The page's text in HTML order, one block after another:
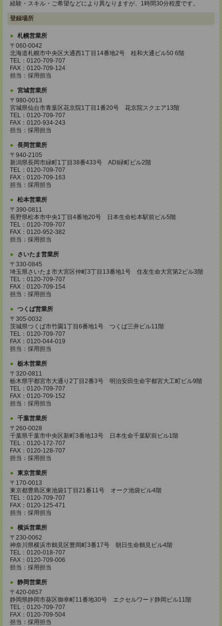
経験・スキル・ご希望などにより異なりますが、1時間30分程度です。
登録場所
札幌営業所
〒060-0042
北海道札幌市中央区大通西1丁目14番地2号 桂和大通ビル50 6階
TEL：0120-709-707
FAX：0120-709-124
担当：採用担当
宮城営業所
〒980-0013
宮城県仙台市青葉区花京院1丁目1番20号 花京院スクエア13階
TEL：0120-709-707
FAX：0120-934-243
担当：採用担当
長岡営業所
〒940-2105
新潟県長岡市緑町1丁目38番433号 ADI緑町ビル2階
TEL：0120-709-707
FAX：0120-709-163
担当：採用担当
松本営業所
〒390-0811
長野県松本市中央1丁目4番地20号 日本生命松本駅前ビル5階
TEL：0120-709-707
FAX：0120-952-382
担当：採用担当
さいたま営業所
〒330-0845
埼玉県さいたま市大宮区仲町3丁目13番地1号 住友生命大宮第2ビル3階
TEL：0120-709-707
FAX：0120-709-154
担当：採用担当
つくば営業所
〒305-0032
茨城県つくば市竹園1丁目6番地1号 つくば三井ビル11階
TEL：0120-709-707
FAX：0120-044-019
担当：採用担当
栃木営業所
〒320-0811
栃木県宇都宮市大通り2丁目2番3号 明治安田生命宇都宮大工町ビル9階
TEL：0120-709-707
FAX：0120-709-152
担当：採用担当
千葉営業所
〒260-0028
千葉県千葉市中央区新町3番地13号 日本生命千葉駅前ビル1階
TEL：0120-172-707
FAX：0120-128-707
担当：採用担当
東京営業所
〒170-0013
東京都豊島区東池袋1丁目21番11号 オーク池袋ビル4階
TEL：0120-709-707
FAX：0120-125-471
担当：採用担当
横浜営業所
〒230-0062
神奈川県横浜市鶴見区豊岡町3番17号 朝日生命鶴見ビル4階
TEL：0120-018-707
FAX：0120-709-006
担当：採用担当
静岡営業所
〒420-0857
静岡県静岡市葵区御幸町11番地30号 エクセルワード静岡ビル11階
TEL：0120-709-707
FAX：0120-709-504
担当：採用担当